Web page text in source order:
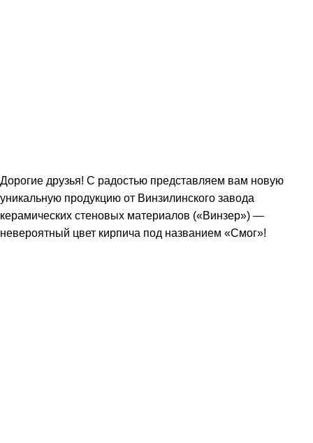
Дорогие друзья! С радостью представляем вам новую
уникальную продукцию от Винзилинского завода
керамических стеновых материалов («Винзер») —
невероятный цвет кирпича под названием «Смог»!